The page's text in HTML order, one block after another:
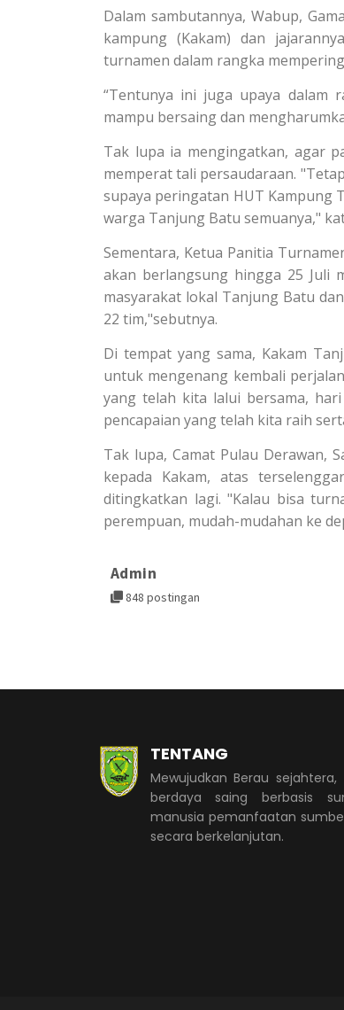
Dalam sambutannya, Wabup,
kampung (Kakam) dan
turnamen dalam rangka
“Tentunya ini juga upaya dalam
mampu bersaing dan
Tak lupa ia mengingatkan, agar
memperat tali persaudaraan.
supaya peringatan HUT Kampung
warga Tanjung Batu semuanya,"
Sementara, Ketua Panitia
akan berlangsung hingga 25 Juli
masyarakat lokal Tanjung Batu
22 tim,"sebutnya.
Di tempat yang sama, Kakam
untuk mengenang kembali
yang telah kita lalui bersama,
pencapaian yang telah kita raih
Tak lupa, Camat Pulau Derawan,
kepada Kakam, atas
ditingkatkan lagi. "Kalau bisa
perempuan, mudah-mudahan ke
Admin
848 postingan
TENTANG
Mewujudkan Berau
berdaya saing berbasis
manusia pemanfaatan
secara berkelanjutan.